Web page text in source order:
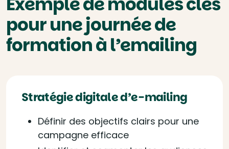
pour une journée de
formation à l’emailing
Stratégie digitale d’e-mailing
Définir des objectifs clairs pour une
campagne efficace